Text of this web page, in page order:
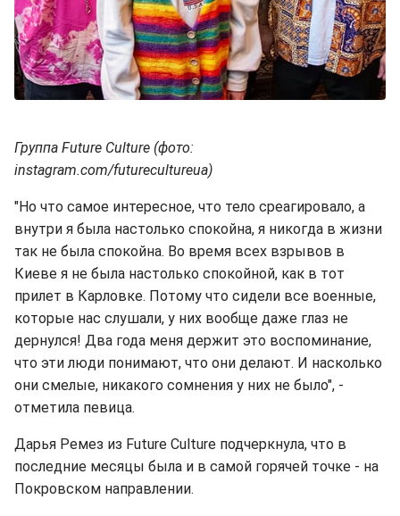
Группа Future Culture (фото:
instagram.com/futurecultureua)
"Но что самое интересное, что тело среагировало, а
внутри я была настолько спокойна, я никогда в жизни
так не была спокойна. Во время всех взрывов в
Киеве я не была настолько спокойной, как в тот
прилет в Карловке. Потому что сидели все военные,
которые нас слушали, у них вообще даже глаз не
дернулся! Два года меня держит это воспоминание,
что эти люди понимают, что они делают. И насколько
они смелые, никакого сомнения у них не было", -
отметила певица.
Дарья Ремез из Future Culture подчеркнула, что в
последние месяцы была и в самой горячей точке - на
Покровском направлении.